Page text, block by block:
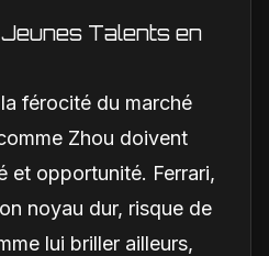
Talents en
férocité du marché
Zhou doivent
et opportunité. Ferrari,
noyau dur, risque de
lui briller ailleurs,